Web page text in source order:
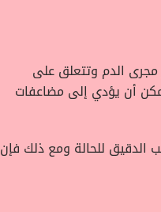
مجرى الدم وتتعلق على
أن يؤدي إلى مضاعفات
الدقيق للحالة ومع ذلك فإن